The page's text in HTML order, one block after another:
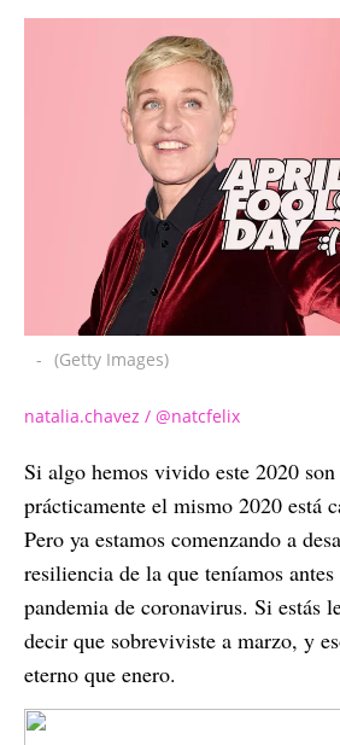
- (Getty Images)
natalia.chavez / @natcfelix
Si algo hemos vivido este 2020 son
prácticamente el mismo 2020 está
Pero ya estamos comenzando a
resiliencia de la que teníamos
pandemia de coronavirus. Si estás
decir que sobreviviste a marzo, y
eterno que enero.